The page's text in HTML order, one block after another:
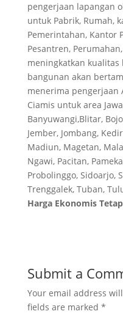
pengerjaan lapangan
untuk Pabrik, Rumah,
Pemerintahan, Kantor
Pesantren,
meningkatkan
bangunan akan
menerima pengerjaan
Ciamis untuk area
Banyuwangi,Blitar,
Jember, Jombang,
Madiun, Magetan,
Ngawi, Pacitan,
Probolinggo, Sidoarjo,
Trenggalek, Tuban,
Harga Ekonomis
Submit a
Your email address
fields are marked *